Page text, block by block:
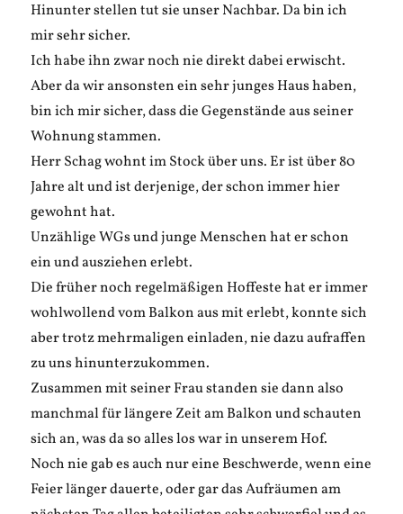
Hinunter stellen tut sie unser Nachbar. Da bin ich
mir sehr sicher.
Ich habe ihn zwar noch nie direkt dabei erwischt.
Aber da wir ansonsten ein sehr junges Haus haben,
bin ich mir sicher, dass die Gegenstände aus seiner
Wohnung stammen.
Herr Schag wohnt im Stock über uns. Er ist über 80
Jahre alt und ist derjenige, der schon immer hier
gewohnt hat.
Unzählige WGs und junge Menschen hat er schon
ein und ausziehen erlebt.
Die früher noch regelmäßigen Hoffeste hat er immer
wohlwollend vom Balkon aus mit erlebt, konnte sich
aber trotz mehrmaligen einladen, nie dazu aufraffen
zu uns hinunterzukommen.
Zusammen mit seiner Frau standen sie dann also
manchmal für längere Zeit am Balkon und schauten
sich an, was da so alles los war in unserem Hof.
Noch nie gab es auch nur eine Beschwerde, wenn eine
Feier länger dauerte, oder gar das Aufräumen am